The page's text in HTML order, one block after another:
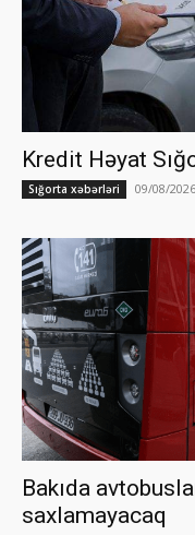
Kredit Həyat
Sığorta xəbərləri 09/08/2026
Bakıda
saxlamayacaq